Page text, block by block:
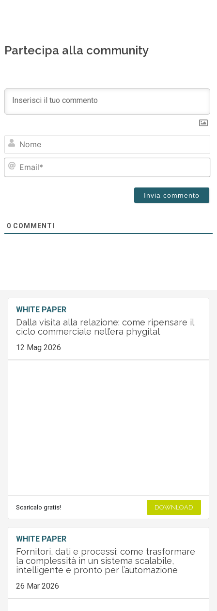
Partecipa alla community
0 COMMENTI
WHITE PAPER
Dalla visita alla relazione: come ripensare il
ciclo commerciale nell’era phygital
12 Mag 2026
Scaricalo gratis! DOWNLOAD
WHITE PAPER
Fornitori, dati e processi: come trasformare
la complessità in un sistema scalabile,
intelligente e pronto per l’automazione
26 Mar 2026